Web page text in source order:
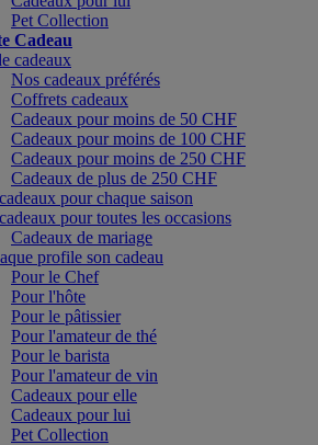
Pet Collection
Cadeau
cadeaux
Nos cadeaux préférés
Coffrets cadeaux
Cadeaux pour moins de 50 CHF
Cadeaux pour moins de 100 CHF
Cadeaux pour moins de 250 CHF
Cadeaux de plus de 250 CHF
pour chaque saison
pour toutes les occasions
Cadeaux de mariage
profile son cadeau
Pour le Chef
Pour l'hôte
Pour le pâtissier
Pour l'amateur de thé
Pour le barista
Pour l'amateur de vin
Cadeaux pour elle
Cadeaux pour lui
Pet Collection